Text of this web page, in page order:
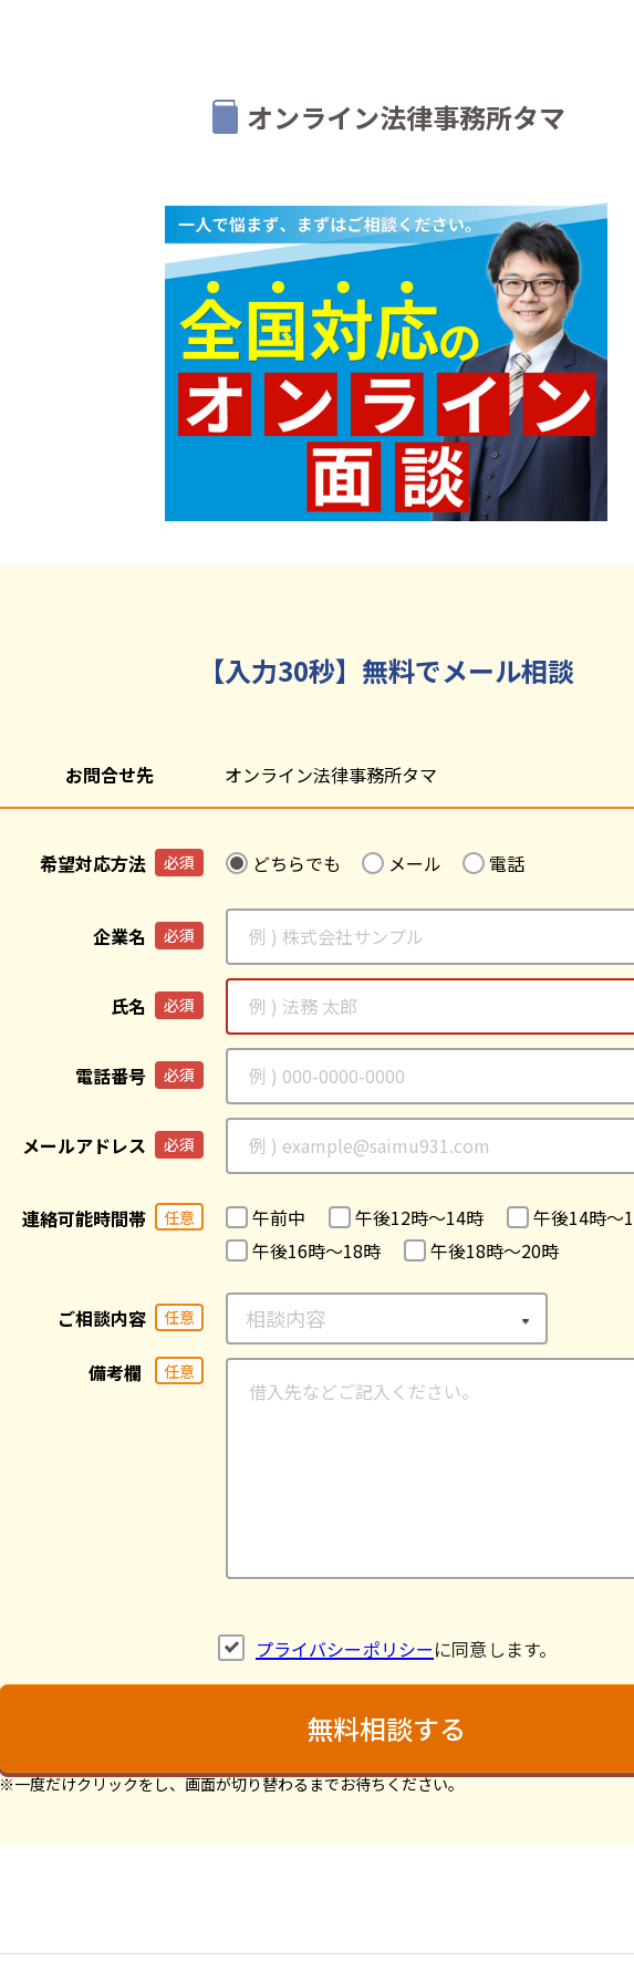
オンライン法律事務所タマ
【入力30秒】無料でメール相談
お問合せ先 オンライン法律事務所タマ
希望対応方法 必須 どちらでも メール 電話
企業名 必須
氏名 必須
電話番号 必須
メールアドレス 必須
連絡可能時間帯 任意 午前中 午後12時〜14時
午後14時〜
午後16時〜18時
午後18時〜20時
ご相談内容 任意
備考欄 任意
プライバシーポリシーに同意します。
※一度だけクリックをし、画面が切り替わるまでお待ちください。